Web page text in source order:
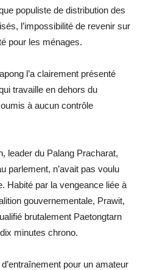
populiste de distribution des
l’impossibilité de revenir sur
pour les ménages.
l’a clairement présenté
travaille en dehors du
à aucun contrôle
leader du Palang Pracharat,
parlement, n’avait pas voulu
Habité par la vengeance liée à
gouvernementale, Prawit,
brutalement Paetongtarn
minutes chrono.
pour un amateur